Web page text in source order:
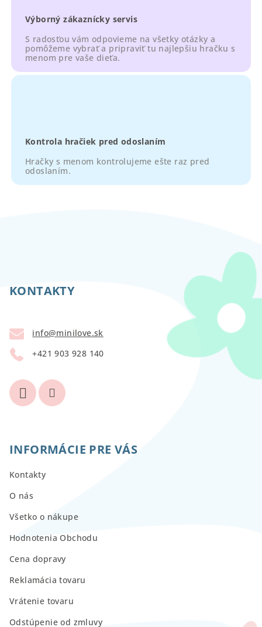
Výborný zákaznícky servis
S radosťou vám odpovieme na všetky otázky a
pomôžeme vybrať a pripraviť tu najlepšiu hračku s
menom pre vaše dieťa.
Kontrola hračiek pred odoslaním
Hračky s menom kontrolujeme ešte raz pred
odoslaním.
KONTAKTY
info@minilove.sk
+421 903 928 140
INFORMÁCIE PRE VÁS
Kontakty
O nás
Všetko o nákupe
Hodnotenia Obchodu
Cena dopravy
Reklamácia tovaru
Vrátenie tovaru
Odstúpenie od zmluvy